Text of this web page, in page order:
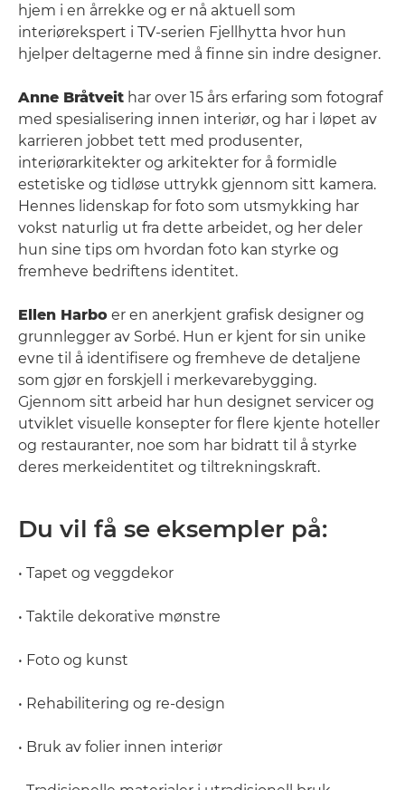
hjem i en årrekke og er nå aktuell som
interiørekspert i TV-serien Fjellhytta hvor hun
hjelper deltagerne med å finne sin indre designer.
Anne Bråtveit har over 15 års erfaring som fotograf
med spesialisering innen interiør, og har i løpet av
karrieren jobbet tett med produsenter,
interiørarkitekter og arkitekter for å formidle
estetiske og tidløse uttrykk gjennom sitt kamera.
Hennes lidenskap for foto som utsmykking har
vokst naturlig ut fra dette arbeidet, og her deler
hun sine tips om hvordan foto kan styrke og
fremheve bedriftens identitet.
Ellen Harbo er en anerkjent grafisk designer og
grunnlegger av Sorbé. Hun er kjent for sin unike
evne til å identifisere og fremheve de detaljene
som gjør en forskjell i merkevarebygging.
Gjennom sitt arbeid har hun designet servicer og
utviklet visuelle konsepter for flere kjente hoteller
og restauranter, noe som har bidratt til å styrke
deres merkeidentitet og tiltrekningskraft.
Du vil få se eksempler på:
• Tapet og veggdekor
• Taktile dekorative mønstre
• Foto og kunst
• Rehabilitering og re-design
• Bruk av folier innen interiør